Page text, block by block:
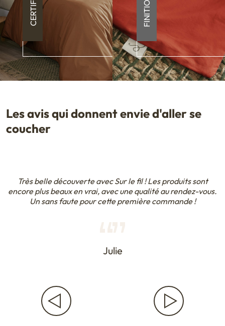
Les avis qui donnent envie d'aller se
coucher
Très belle découverte avec Sur le fil ! Les produits sont
encore plus beaux en vrai, avec une qualité au rendez-vous.
Un sans faute pour cette première commande !
Julie